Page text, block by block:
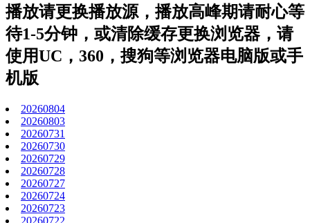
播放请更换播放源，播放高峰期请耐心等
待1-5分钟，或清除缓存更换浏览器，请
使用UC，360，搜狗等浏览器电脑版或手
机版
20260804
20260803
20260731
20260730
20260729
20260728
20260727
20260724
20260723
20260722